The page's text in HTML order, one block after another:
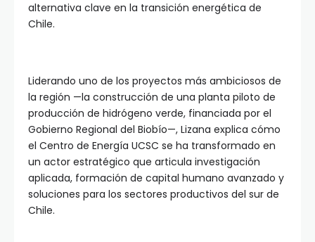
alternativa clave en la transición energética de
Chile.
Liderando uno de los proyectos más ambiciosos de
la región —la construcción de una planta piloto de
producción de hidrógeno verde, financiada por el
Gobierno Regional del Biobío—, Lizana explica cómo
el Centro de Energía UCSC se ha transformado en
un actor estratégico que articula investigación
aplicada, formación de capital humano avanzado y
soluciones para los sectores productivos del sur de
Chile.